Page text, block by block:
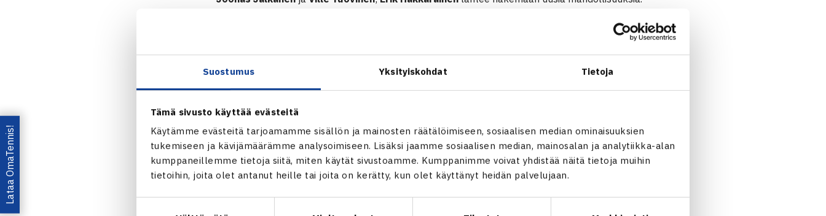
Suostumus Yksityiskohdat Tietoja
Tämä sivusto käyttää evästeitä
Käytämme evästeitä tarjoamamme sisällön ja mainosten räätälöimiseen, sosiaalisen median ominaisuuksien
tukemiseen ja kävijämäärämme analysoimiseen. Lisäksi jaamme sosiaalisen median, mainosalan ja analytiikka-alan
kumppaneillemme tietoja siitä, miten käytät sivustoamme. Kumppanimme voivat yhdistää näitä tietoja muihin
tietoihin, joita olet antanut heille tai joita on kerätty, kun olet käyttänyt heidän palvelujaan.
– Paljon olen antanut tennikselle, nyt on muiden juttujen ja haasteiden vuoro. Iso kiitos pelaajat,
menestyksessä, kiitti Tennisliiton huipputennis- ja tapahtumapäällikkö sekä valmennuskeskuksesta
vastaavaRoope Kailaheimo.
Tennisvalmennuksen tukena jatkaa maajoukkuekapteeniJarkko Nieminen.
Fyysisestä valmennuksesta ottaa kokonaisvastuunPirpa Takki. Lisäksi henkisestä valmennuksesta
Lataa OmaTennis!